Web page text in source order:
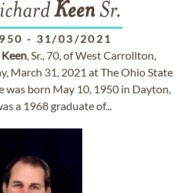
Keen Sr.
- 31/03/2021
Keen, Sr., 70, of West Carrollton,
March 31, 2021 at The Ohio State
was born May 10, 1950 in Dayton,
a 1968 graduate of...